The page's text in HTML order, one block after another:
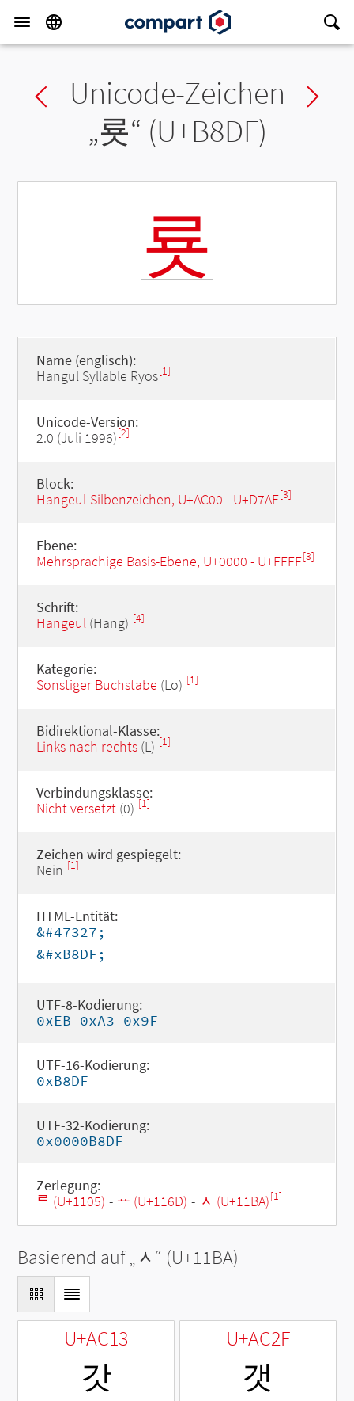
Previous char
Unicode-Zeichen
„룟“ (U+B8DF)
룟
Name (englisch):
Hangul Syllable Ryos[1]
Unicode-Version:
2.0 (Juli 1996)[2]
Block:
Hangeul-Silbenzeichen, U+AC00 - U+D7AF[3]
Ebene:
Mehrsprachige Basis-Ebene, U+0000 - U+FFFF[3]
Schrift:
Hangeul(Hang) [4]
Kategorie:
Sonstiger Buchstabe (Lo) [1]
Bidirektional-Klasse:
Links nach rechts(L) [1]
Verbindungsklasse:
Nicht versetzt(0) [1]
Zeichen wird gespiegelt:
Nein [1]
HTML-Entität:
&#47327;
&#xB8DF;
UTF-8-Kodierung:
0xEB 0xA3 0x9F
UTF-16-Kodierung:
0xB8DF
UTF-32-Kodierung:
0x0000B8DF
Zerlegung:
ᄅ (U+1105) - ᅭ (U+116D) - ᆺ (U+11BA)[1]
Basierend auf „ᆺ“ (U+11BA)
U+AC13
갓
U+AC2F
갯